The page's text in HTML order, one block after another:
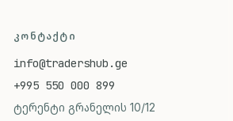
ᲙᲝᲜᲢᲐᲥᲢᲘ
info@tradershub.ge
+995 550 000 899
ტერენტი გრანელის 10/12